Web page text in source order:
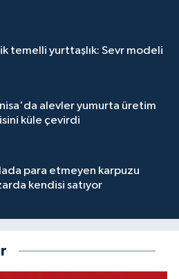
temelli yurttaşlık: Sevr modeli
alevler yumurta üretim
küle çevirdi
para etmeyen karpuzu
kendisi satıyor